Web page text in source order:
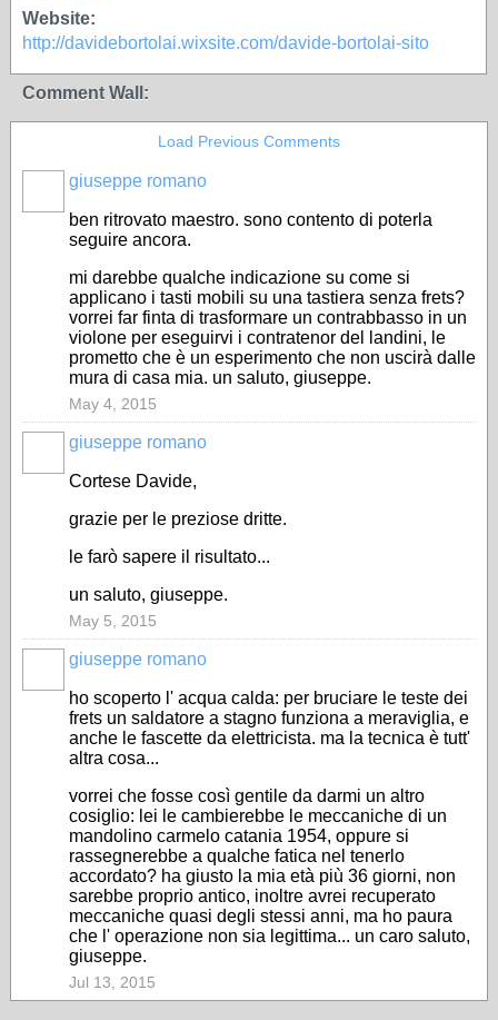
Website:
http://davidebortolai.wixsite.com/davide-bortolai-sito
Comment Wall:
Load Previous Comments
giuseppe romano
ben ritrovato maestro. sono contento di poterla
seguire ancora.
mi darebbe qualche indicazione su come si
applicano i tasti mobili su una tastiera senza frets?
vorrei far finta di trasformare un contrabbasso in un
violone per eseguirvi i contratenor del landini, le
prometto che è un esperimento che non uscirà dalle
mura di casa mia. un saluto, giuseppe.
May 4, 2015
giuseppe romano
Cortese Davide,
grazie per le preziose dritte.
le farò sapere il risultato...
un saluto, giuseppe.
May 5, 2015
giuseppe romano
ho scoperto l' acqua calda: per bruciare le teste dei
frets un saldatore a stagno funziona a meraviglia, e
anche le fascette da elettricista. ma la tecnica è tutt'
altra cosa...
vorrei che fosse così gentile da darmi un altro
cosiglio: lei le cambierebbe le meccaniche di un
mandolino carmelo catania 1954, oppure si
rassegnerebbe a qualche fatica nel tenerlo
accordato? ha giusto la mia età più 36 giorni, non
sarebbe proprio antico, inoltre avrei recuperato
meccaniche quasi degli stessi anni, ma ho paura
che l' operazione non sia legittima... un caro saluto,
giuseppe.
Jul 13, 2015